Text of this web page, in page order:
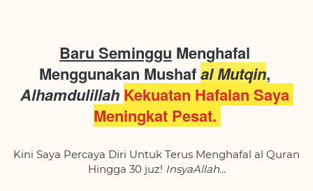
Baru Seminggu Menghafal
Menggunakan Mushaf al Mutqin
Alhamdulillah Kekuatan Hafalan Saya
Meningkat Pesat.
Kini Saya Percaya Diri Untuk Terus Menghafal al Quran
Hingga 30 juz! InsyaAllah...